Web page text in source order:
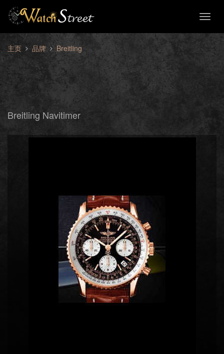
主页 品牌 Breitling
Breitling Navitimer